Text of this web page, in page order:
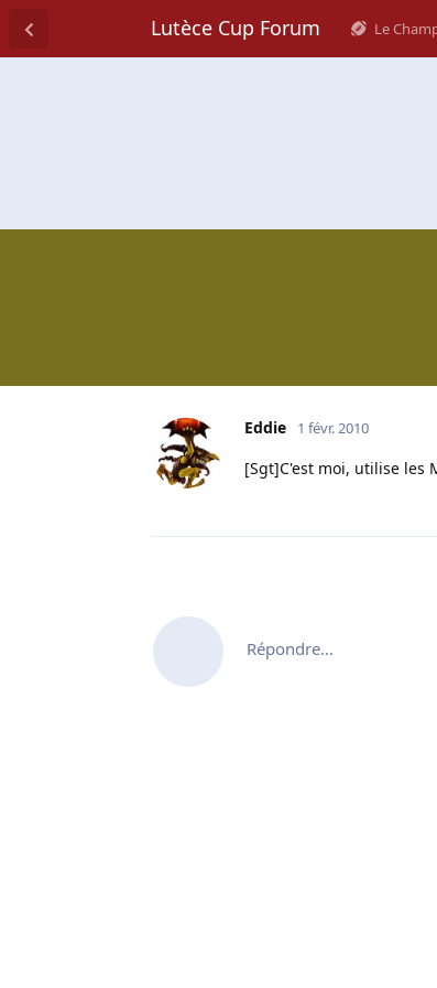
Lutèce Cup Forum Le
Eddie 1 févr. 2010
[Sgt]C'est moi, utilise les
Répondre…